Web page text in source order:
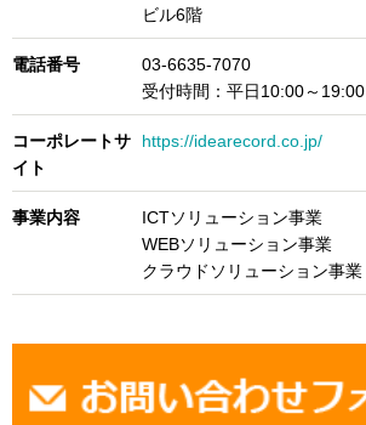
ビル6階
電話番号
03-6635-7070
受付時間：平日10:00～19:00
コーポレートサ
イト
https://idearecord.co.jp/
事業内容
ICTソリューション事業
WEBソリューション事業
クラウドソリューション事業